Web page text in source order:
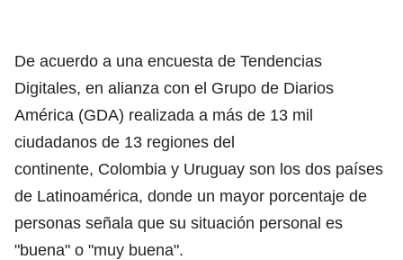
De acuerdo a una encuesta de Tendencias
Digitales, en alianza con el Grupo de Diarios
América (GDA) realizada a más de 13 mil
ciudadanos de 13 regiones del
continente, Colombia y Uruguay son los dos países
de Latinoamérica, donde un mayor porcentaje de
personas señala que su situación personal es
"buena" o "muy buena".